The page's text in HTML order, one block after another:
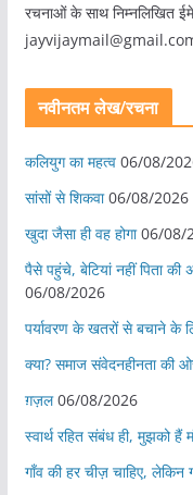
रचनाओं के साथ निम्नलिखित
नवीनतम लेख/रचना
कलियुग का महत्व 06/08/
सांसों से शिकवा 06/08/2026
खुदा जैसा ही वह होगा 06/08/
पैसे पहुंचे, बेटियां नहीं पिता की
06/08/2026
पर्यावरण के खतरों से बचाने के
क्या? समाज संवेदनहीनता की
ग़ज़ल 06/08/2026
स्वार्थ रहित संबंध ही, मुझको हैं
गाँव की हर चीज़ चाहिए, लेकिन